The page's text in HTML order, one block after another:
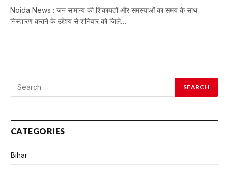
Noida News : जन सामान्य की शिकायतों और समस्याओं का समय के साथ
निस्तारण कराने के उद्देश्य से शनिवार को जिले…
CATEGORIES
Bihar